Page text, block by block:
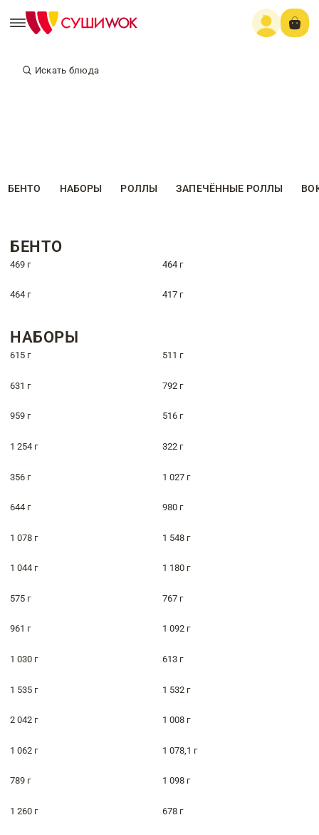
Искать блюда
БЕНТО НАБОРЫ РОЛЛЫ ЗАПЕЧЁННЫЕ РОЛЛЫ
БЕНТО
469 г 464 г
464 г 417 г
НАБОРЫ
615 г 511 г
631 г 792 г
959 г 516 г
1 254 г 322 г
356 г 1 027 г
644 г 980 г
1 078 г 1 548 г
1 044 г 1 180 г
575 г 767 г
961 г 1 092 г
1 030 г 613 г
1 535 г 1 532 г
2 042 г 1 008 г
1 062 г 1 078,1 г
789 г 1 098 г
1 260 г 678 г